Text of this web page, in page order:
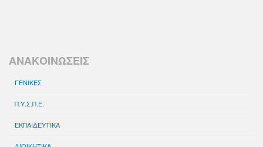
ΑΝΑΚΟΙΝΩΣΕΙΣ
ΓΕΝΙΚΕΣ
Π.Υ.Σ.Π.Ε.
ΕΚΠΑΙΔΕΥΤΙΚΑ